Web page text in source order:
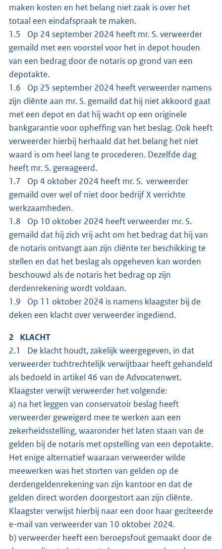
maken kosten en het belang niet zaak is over het
totaal een eindafspraak te maken.
1.5 Op 24 september 2024 heeft mr. S. verweerder
gemaild met een voorstel voor het in depot houden
van een bedrag door de notaris op grond van een
depotakte.
1.6 Op 25 september 2024 heeft verweerder namens
zijn cliënte aan mr. S. gemaild dat hij niet akkoord gaat
met een depot en dat hij wacht op een originele
bankgarantie voor opheffing van het beslag. Ook heeft
verweerder hierbij herhaald dat het belang het niet
waard is om heel lang te procederen. Dezelfde dag
heeft mr. S. gereageerd.
1.7 Op 4 oktober 2024 heeft mr. S. verweerder
gemaild over wel of niet door bedrijf X verrichte
werkzaamheden.
1.8 Op 10 oktober 2024 heeft verweerder mr. S.
gemaild dat hij zich vrij acht om het bedrag dat hij van
de notaris ontvangt aan zijn cliënte ter beschikking te
stellen en dat het beslag als opgeheven kan worden
beschouwd als de notaris het bedrag op zijn
derdenrekening wordt voldaan.
1.9 Op 11 oktober 2024 is namens klaagster bij de
deken een klacht over verweerder ingediend.
2 KLACHT
2.1 De klacht houdt, zakelijk weergegeven, in dat
verweerder tuchtrechtelijk verwijtbaar heeft gehandeld
als bedoeld in artikel 46 van de Advocatenwet.
Klaagster verwijt verweerder het volgende:
a) na het leggen van conservatoir beslag heeft
verweerder geweigerd mee te werken aan een
zekerheidsstelling, waaronder het laten staan van de
gelden bij de notaris met opstelling van een depotakte.
Het enige alternatief waaraan verweerder wilde
meewerken was het storten van gelden op de
derdengeldenrekening van zijn kantoor en dat de
gelden direct worden doorgestort aan zijn cliënte.
Klaagster verwijst hierbij naar een door haar geciteerde
e-mail van verweerder van 10 oktober 2024.
b) verweerder heeft een beroepsfout gemaakt door de